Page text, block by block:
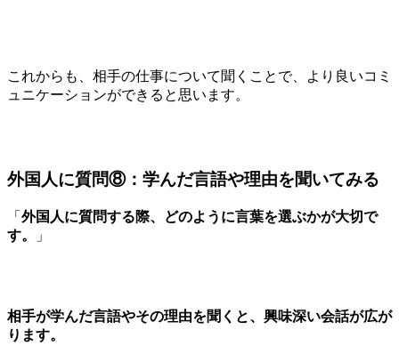
これからも、相手の仕事について聞くことで、より良いコミ
ュニケーションができると思います。
外国人に質問⑧：学んだ言語や理由を聞いてみる
「 外国人に質問する際、どのように言葉を選ぶかが大切で
す。
」
相手が学んだ言語やその理由を聞くと、興味深い会話が広が
ります。